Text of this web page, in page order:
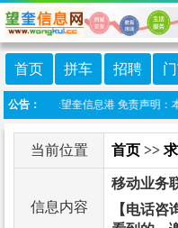
首页 拼车 招聘
公告：
信小程序:望奎信息港 免责声明：
当前位置 首页 >>
信息内容
移动业务
【电话咨